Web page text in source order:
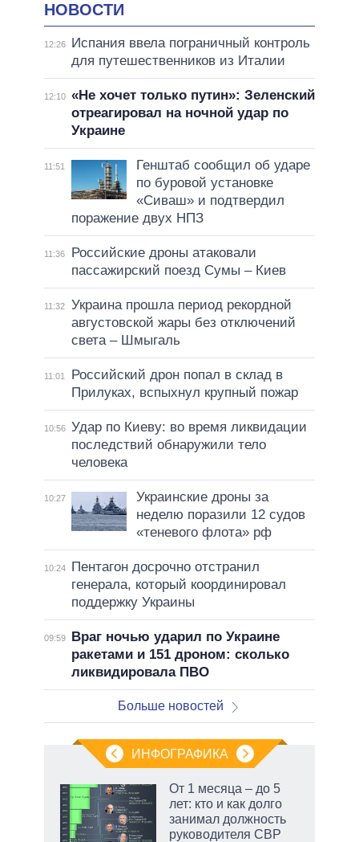
НОВОСТИ
12:26
Испания ввела пограничный контроль
для путешественников из Италии
12:10 «Не хочет только путин»: Зеленский
отреагировал на ночной удар по
Украине
11:51
Генштаб сообщил об ударе
по буровой установке
«Сиваш» и подтвердил
поражение двух НПЗ
11:36
Российские дроны атаковали
пассажирский поезд Сумы – Киев
11:32
Украина прошла период рекордной
августовской жары без отключений
света – Шмыгаль
11:01
Российский дрон попал в склад в
Прилуках, вспыхнул крупный пожар
10:56 Удар по Киеву: во время ликвидации
последствий обнаружили тело
человека
10:27
Украинские дроны за
неделю поразили 12 судов
«теневого флота» рф
10:24
Пентагон досрочно отстранил
генерала, который координировал
поддержку Украины
09:59
Враг ночью ударил по Украине
ракетами и 151 дроном: сколько
ликвидировала ПВО
Больше новостей
ИНФОГРАФИКА
От 1 месяца – до 5
лет: кто и как долго
занимал должность
руководителя СВР